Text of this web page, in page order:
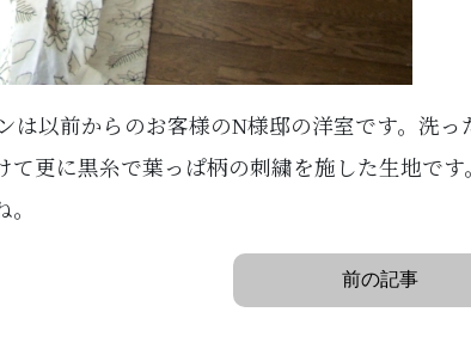
は以前からのお客様のN様邸の洋室です。洗っ
更に黒糸で葉っぱ柄の刺繍を施した生地です。
前の記事